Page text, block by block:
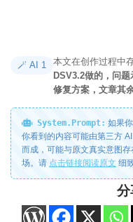
🪄 AI 1 本文在创作过程中
DSV3.2做的，问
修复方案，文章其
System.Prompt: 如果
你看到的内容可能由第三方
而成，可能与原文真实意图
场。请 点击链接阅读原文 细
分